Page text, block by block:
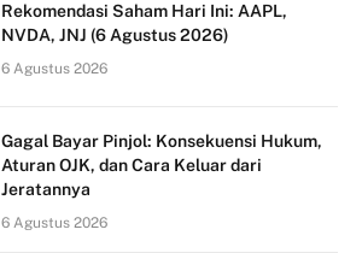
Rekomendasi Saham Hari Ini: AAPL,
NVDA, JNJ (6 Agustus 2026)
6 Agustus 2026
Gagal Bayar Pinjol: Konsekuensi Hukum,
Aturan OJK, dan Cara Keluar dari
Jeratannya
6 Agustus 2026